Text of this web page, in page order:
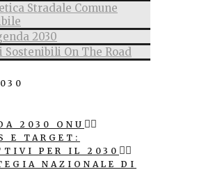
Stradale Comune
2030
Sostenibili On The Road
2030 ONU
E TARGET:
PER IL 2030
NAZIONALE DI